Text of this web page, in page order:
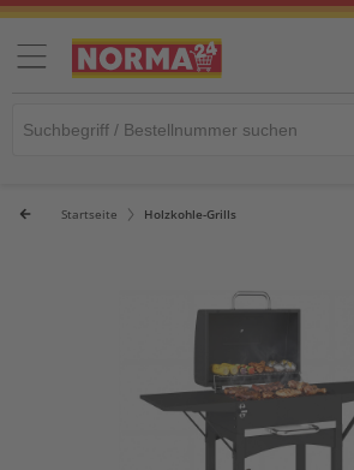
Startseite Holzkohle-Grills